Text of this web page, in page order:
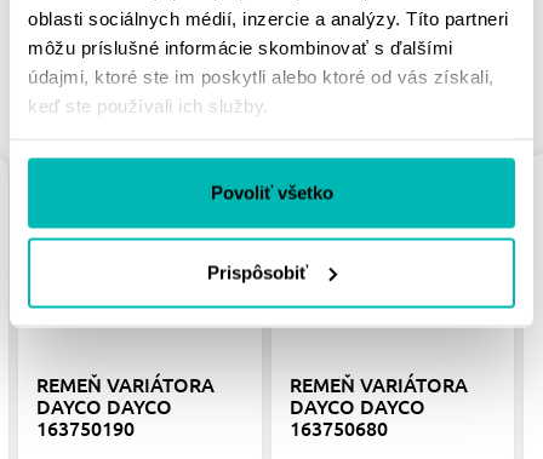
oblasti sociálnych médií, inzercie a analýzy. Títo partneri
môžu príslušné informácie skombinovať s ďalšími
údajmi, ktoré ste im poskytli alebo ktoré od vás získali,
keď ste používali ich služby.
Povoliť všetko
Prispôsobiť
PODOBNÉ PRODUKTY
REMEŇ VARIÁTORA
DAYCO DAYCO
163750190
REMEŇ VARIÁTORA
DAYCO DAYCO
163750680